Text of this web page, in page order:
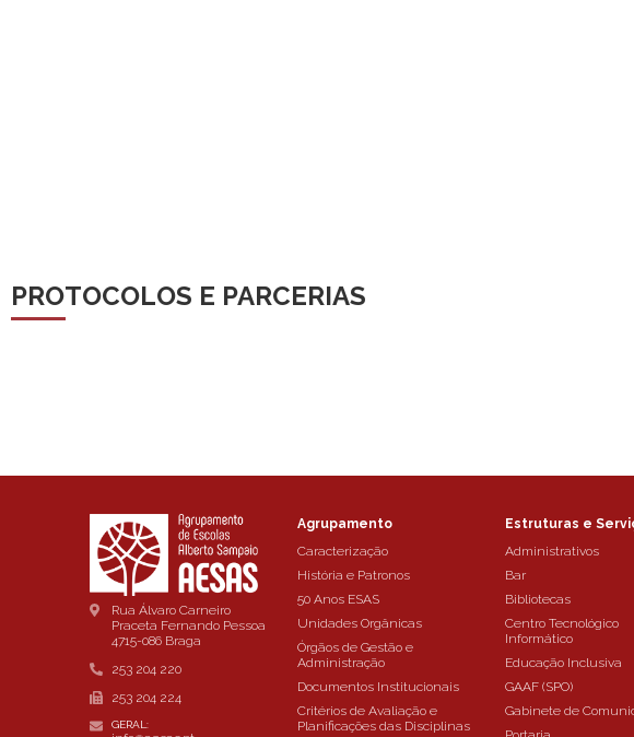
PROTOCOLOS E PARCERIAS
Rua Álvaro Carneiro
Praceta Fernando Pessoa
4715-086 Braga
253 204 220
253 204 224
GERAL:
Agrupamento
Caracterização
História e Patronos
50 Anos ESAS
Unidades Orgânicas
Órgãos de Gestão e
Administração
Documentos Institucionais
Critérios de Avaliação e
Planificações das Disciplinas
Estruturas e
Administrativos
Bar
Bibliotecas
Centro Tecnológico
Informático
Educação Inclusiva
GAAF (SPO)
Gabinete de